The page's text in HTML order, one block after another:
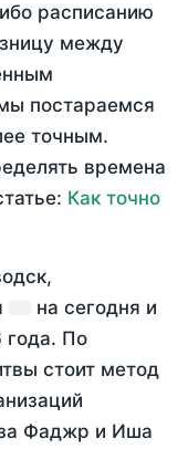
расписанию
между
постараемся
точным.
времена
Как точно
на сегодня и
года. По
стоит метод
Фаджр и Иша